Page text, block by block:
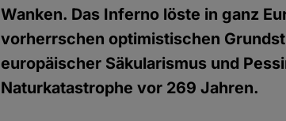
Wanken. Das Inferno löste in ganz
vorherrschen optimistischen
europäischer Säkularismus und
Naturkatastrophe vor 269 Jahren.